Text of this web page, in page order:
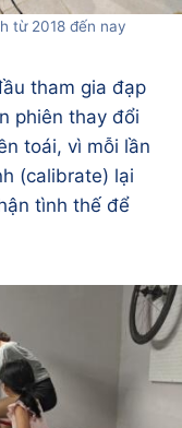
từ 2018 đến nay
tham gia đạp
phiên thay đổi
toái, vì mỗi lần
(calibrate) lại
tình thế để